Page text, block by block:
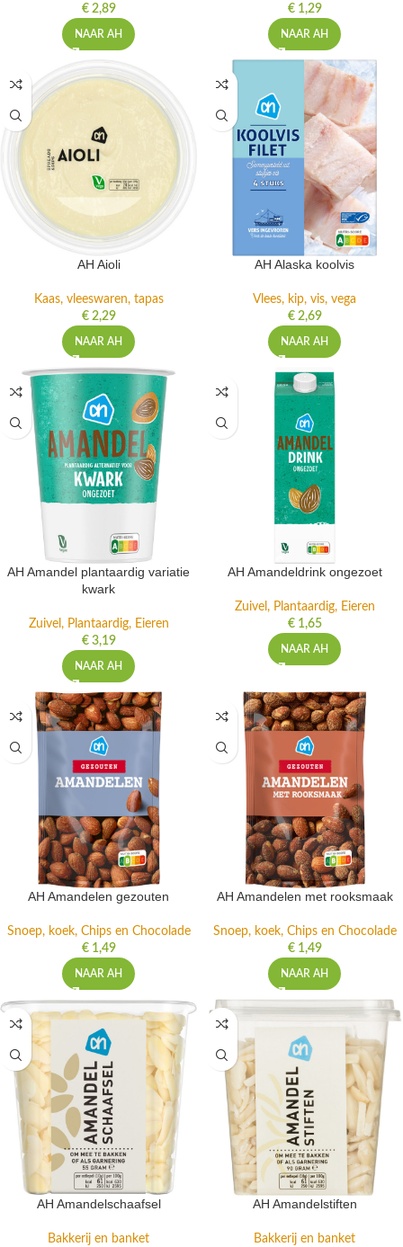
€2,89
NAAR AH
€1,29
NAAR AH
AH Aioli
Kaas, vleeswaren, tapas
€2,29
NAAR AH
AH Alaska koolvis
Vlees, kip, vis, vega
€2,69
NAAR AH
AH Amandel plantaardig variatie
kwark
Zuivel, Plantaardig, Eieren
€3,19
NAAR AH
AH Amandeldrink ongezoet
Zuivel, Plantaardig, Eieren
€1,65
NAAR AH
AH Amandelen gezouten
Snoep, koek, Chips en Chocolade
€1,49
NAAR AH
AH Amandelen met rooksmaak
Snoep, koek, Chips en Chocolade
€1,49
NAAR AH
AH Amandelschaafsel
Bakkerij en banket
AH Amandelstiften
Bakkerij en banket